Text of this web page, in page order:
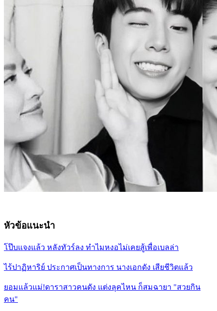
หัวข้อแนะนำ
โป๊บแจงแล้ว หลังทัวร์ลง ทำไมหงอไม่เคยสู้เพื่อเบลล่า
ไร้ปาฏิหาริย์ ประกาศเป็นทางการ นางเอกดัง เสียชีวิตแล้ว
ยอมแล้วแม่!ดาราสาวคนดัง แต่งลุคไหน ก็สมฉายา "สวยกิน
คน"